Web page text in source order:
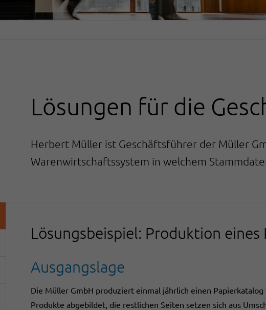
Lösungen für die
Herbert Müller ist Geschäftsführer der Müller
Warenwirtschaftssystem in welchem
Lösungsbeispiel: Produktion eines
Ausgangslage
Die Müller GmbH produziert einmal jährlich einen
Produkte abgebildet, die restlichen Seiten setzen sich aus